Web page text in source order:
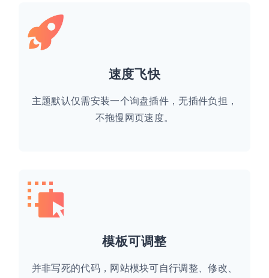
速度飞快
主题默认仅需安装一个询盘插件，无插件负担，
不拖慢网页速度。
模板可调整
并非写死的代码，网站模块可自行调整、修改、